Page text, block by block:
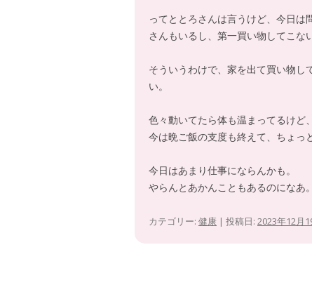
ってととろさんは言うけど、今日
さんもいるし、第一買い物してこな
そういうわけで、家を出て買い物
い。
色々動いてたら体も温まってるけど
今は晩ご飯の支度も終えて、ちょっ
今日はあまり仕事にならんかも。
やらんとあかんこともあるのになあ。
カテゴリー: 健康 | 投稿日: 2023年12月